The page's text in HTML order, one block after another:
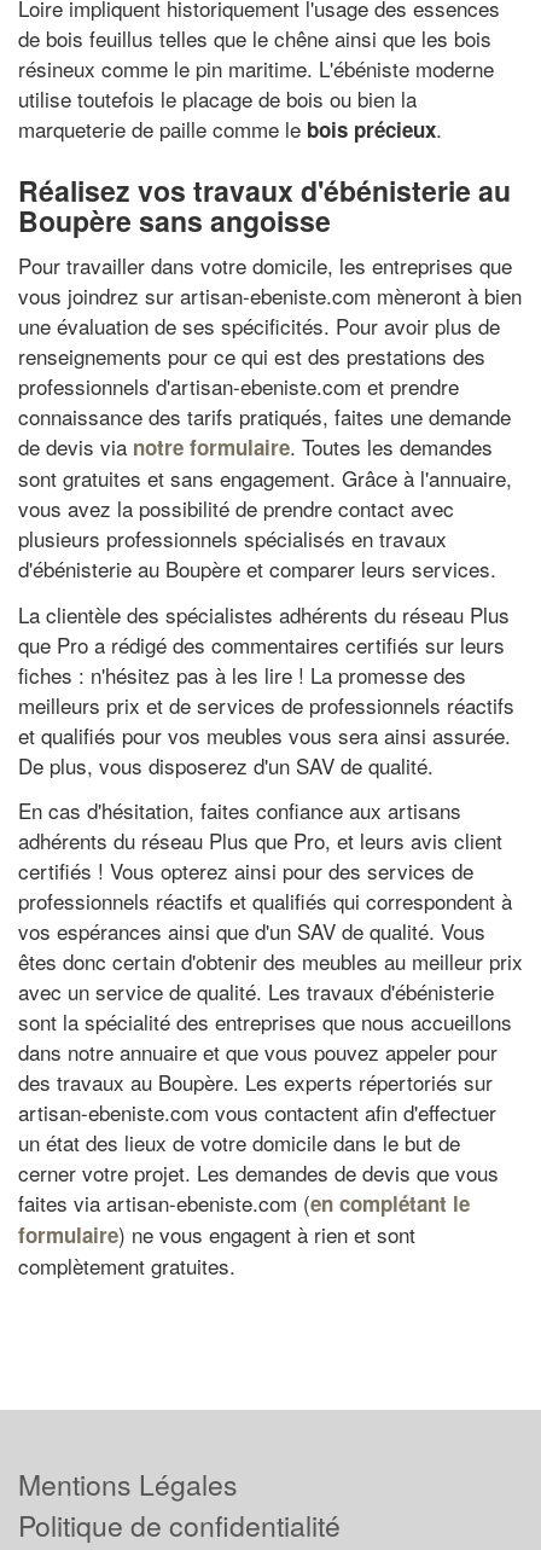
Loire impliquent historiquement l'usage des essences
de bois feuillus telles que le chêne ainsi que les bois
résineux comme le pin maritime. L'ébéniste moderne
utilise toutefois le placage de bois ou bien la
marqueterie de paille comme le bois précieux.
Réalisez vos travaux d'ébénisterie au
Boupère sans angoisse
Pour travailler dans votre domicile, les entreprises que
vous joindrez sur artisan-ebeniste.com mèneront à bien
une évaluation de ses spécificités. Pour avoir plus de
renseignements pour ce qui est des prestations des
professionnels d'artisan-ebeniste.com et prendre
connaissance des tarifs pratiqués, faites une demande
de devis via notre formulaire. Toutes les demandes
sont gratuites et sans engagement. Grâce à l'annuaire,
vous avez la possibilité de prendre contact avec
plusieurs professionnels spécialisés en travaux
d'ébénisterie au Boupère et comparer leurs services.
La clientèle des spécialistes adhérents du réseau Plus
que Pro a rédigé des commentaires certifiés sur leurs
fiches : n'hésitez pas à les lire ! La promesse des
meilleurs prix et de services de professionnels réactifs
et qualifiés pour vos meubles vous sera ainsi assurée.
De plus, vous disposerez d'un SAV de qualité.
En cas d'hésitation, faites confiance aux artisans
adhérents du réseau Plus que Pro, et leurs avis client
certifiés ! Vous opterez ainsi pour des services de
professionnels réactifs et qualifiés qui correspondent à
vos espérances ainsi que d'un SAV de qualité. Vous
êtes donc certain d'obtenir des meubles au meilleur prix
avec un service de qualité. Les travaux d'ébénisterie
sont la spécialité des entreprises que nous accueillons
dans notre annuaire et que vous pouvez appeler pour
des travaux au Boupère. Les experts répertoriés sur
artisan-ebeniste.com vous contactent afin d'effectuer
un état des lieux de votre domicile dans le but de
cerner votre projet. Les demandes de devis que vous
faites via artisan-ebeniste.com (en complétant le
formulaire) ne vous engagent à rien et sont
complètement gratuites.
Mentions Légales
Politique de confidentialité